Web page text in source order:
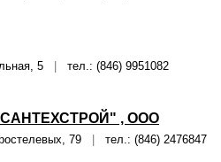
5 тел.: (846) 9951082
, ООО
79 тел.: (846) 2476847